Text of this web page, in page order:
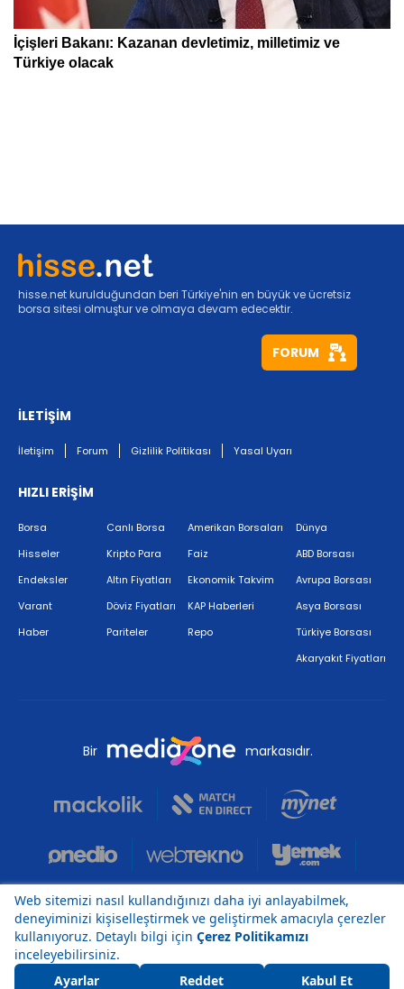
hisse.net kurulduğundan beri Türkiye'nin en büyük ve ücretsiz
borsa sitesi olmuştur ve olmaya devam edecektir.
FORUM
İLETİŞİM
İletişim Forum Gizlilik Politikası Yasal Uyarı
HIZLI ERİŞİM
Borsa
Hisseler
Endeksler
Varant
Haber
Canlı Borsa
Kripto Para
Altın Fiyatları
Döviz Fiyatları
Pariteler
Amerikan Borsaları
Faiz
Ekonomik Takvim
KAP Haberleri
Repo
Dünya
ABD Borsası
Avrupa Borsası
Asya Borsası
Türkiye Borsası
Akaryakıt Fiyatları
Bir markasıdır.